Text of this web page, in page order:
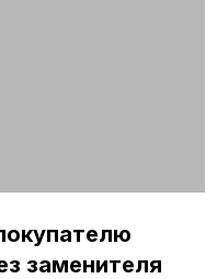
заменителя